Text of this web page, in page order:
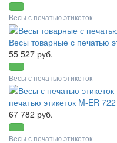
Весы с печатью этикеток
Весы товарные с печатью
55 527 руб.
Весы с печатью этикеток
печатью этикеток M-ER
67 782 руб.
Весы с печатью этикеток